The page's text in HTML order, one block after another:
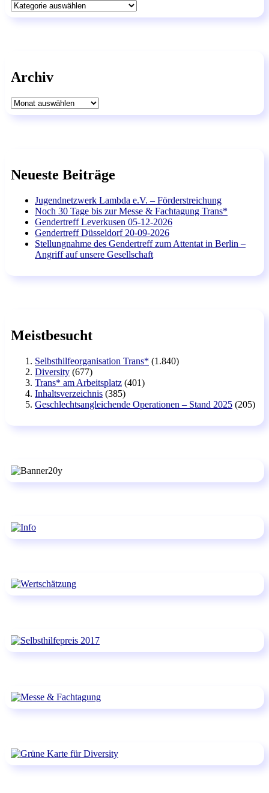
Kategorien
Archiv
Archiv
Neueste Beiträge
Jugendnetzwerk Lambda e.V. – Förderstreichung
Noch 30 Tage bis zur Messe & Fachtagung Trans*
Gendertreff Leverkusen 05-12-2026
Gendertreff Düsseldorf 20-09-2026
Stellungnahme des Gendertreff zum Attentat in Berlin –
Angriff auf unsere Gesellschaft
Meistbesucht
Selbsthilfeorganisation Trans* (1.840)
Diversity (677)
Trans* am Arbeitsplatz (401)
Inhaltsverzeichnis (385)
Geschlechtsangleichende Operationen – Stand 2025 (205)